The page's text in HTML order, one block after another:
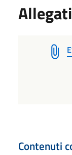
Allegati
Contenuti